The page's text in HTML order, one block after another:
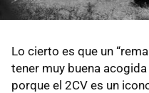
Lo cierto es que un
tener muy buena
porque el 2CV es un